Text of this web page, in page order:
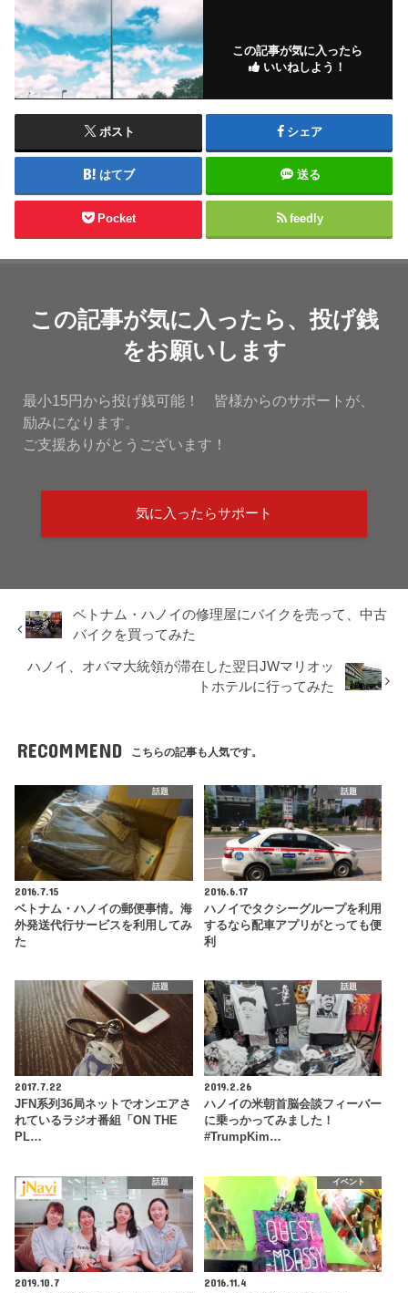
この記事が気に入ったら
いいねしよう！
ポスト シェア
はてブ 送る
Pocket feedly
この記事が気に入ったら、投げ銭
をお願いします
最小15円から投げ銭可能！ 皆様からのサポートが、
励みになります。
ご支援ありがとうございます！
気に入ったらサポート
ベトナム・ハノイの修理屋にバイクを売って、中古
バイクを買ってみた
ハノイ、オバマ大統領が滞在した翌日JWマリオッ
トホテルに行ってみた
RECOMMEND こちらの記事も人気です。
話題
2016.7.15
ベトナム・ハノイの郵便事情。海
外発送代行サービスを利用してみ
た
話題
2016.6.17
ハノイでタクシーグループを利用
するなら配車アプリがとっても便
利
話題
2017.7.22
JFN系列36局ネットでオンエアさ
れているラジオ番組「ON THE
PL…
話題
2019.2.26
ハノイの米朝首脳会談フィーバー
に乗っかってみました！
#TrumpKim…
話題
2019.10.7
イベント
2016.11.4